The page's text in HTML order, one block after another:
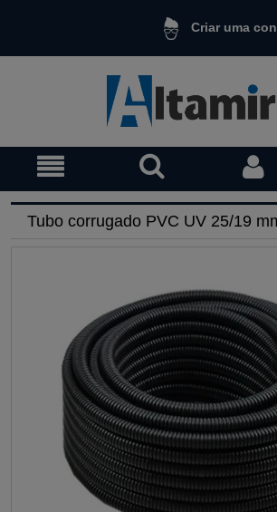
Criar uma
Tubo corrugado PVC UV 25/19